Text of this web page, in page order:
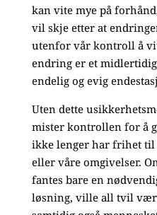
kan vite mye på
vil skje etter at
utenfor vår kontroll å
endring er et
endelig og evig
Uten dette
mister kontrollen for å
ikke lenger har frihet
eller våre omgivelser.
fantes bare en
løsning, ville all tvil